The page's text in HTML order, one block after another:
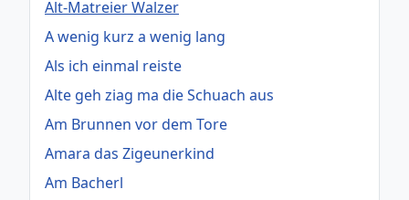
Alt-Matreier Walzer
A wenig kurz a wenig lang
Als ich einmal reiste
Alte geh ziag ma die Schuach aus
Am Brunnen vor dem Tore
Amara das Zigeunerkind
Am Bacherl